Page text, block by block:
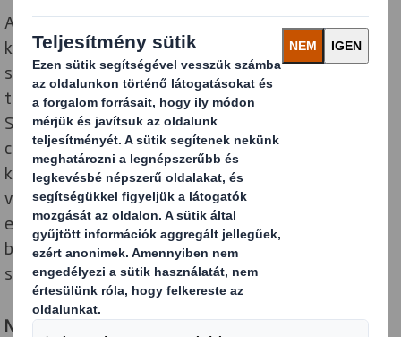
Az elmúlt hónapokban a Covid-19 járvány
következtében jelentősen megnövekedett a házhoz
szállítás iránti igény. A Delhaize, hogy továbbra is
teljesítse az ambiciózus fenntarthatósági céljait a DS
Smith körforgásos tervezési szakértőiből álló
csapatával együttműködve újragondolta e-
kereskedelmi csomagolásait és lefaragta szállítási
volumenét. Az egyre növekvő kereslet kielégítésére
egy automata csomagológépet vezettek be, hogy
biztosítsák a hatékony házhoz szállítást Belgium
szerte.
Nico Buelens, a Delhaize e-kereskedelmi operációs